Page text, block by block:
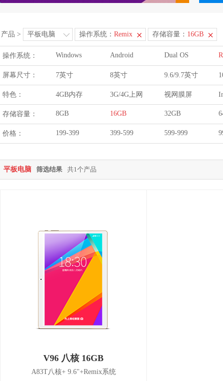
产品 > 平板电脑 操作系统： Remix 存储容量： 16GB
操作系统： Windows Android Dual OS
屏幕尺寸： 7英寸 8英寸 9.6/9.7英寸
特色： 4GB内存 3G/4G上网 视网膜屏
存储容量： 8GB 16GB 32GB
价格： 199-399 399-599 599-999
平板电脑 筛选结果 共1个产品
V96 八核 16GB
A83T八核+ 9.6"+Remix系统